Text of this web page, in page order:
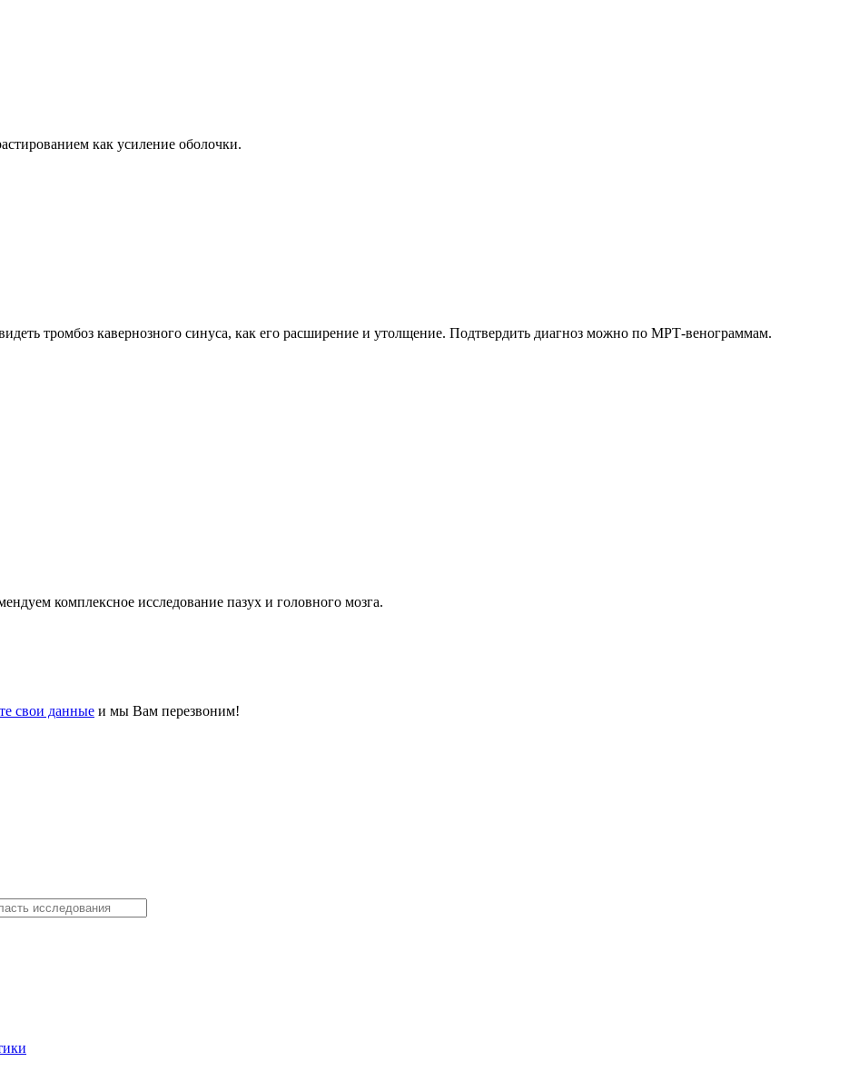
как усиление оболочки.
тромбоз кавернозного синуса, как его расширение и утолщение. Подтвердить диагноз можно по МРТ-венограммам.
комплексное исследование пазух и головного мозга.
свои данные и мы Вам перезвоним!